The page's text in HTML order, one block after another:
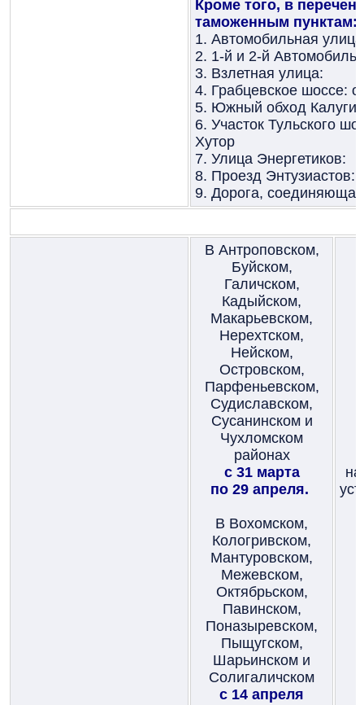
Кроме того, в
таможенным пунктам:
1. Автомобильная
2. 1-й и 2-й
3. Взлетная улица:
4. Грабцевское шоссе:
5. Южный обход Калуги
6. Участок Тульского
Хутор
7. Улица Энергетиков:
8. Проезд Энтузиастов:
9. Дорога, соединяющая
В Антроповском,
Буйском,
Галичском,
Кадыйском,
Макарьевском,
Нерехтском,
Нейском,
Островском,
Парфеньевском,
Судиславском,
Сусанинском и
Чухломском
районах
с 31 марта
по 29 апреля.
В Вохомском,
Кологривском,
Мантуровском,
Межевском,
Октябрьском,
Павинском,
Поназыревском,
Пыщугском,
Шарьинском и
Солигаличском
с 14 апреля